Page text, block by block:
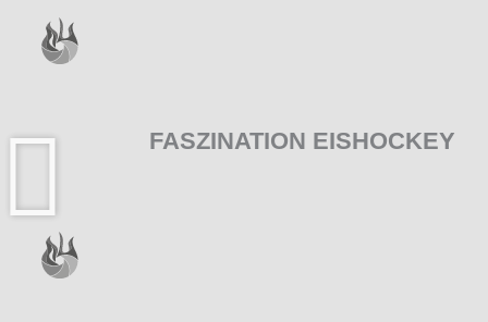
FASZINATION EISHOCKEY